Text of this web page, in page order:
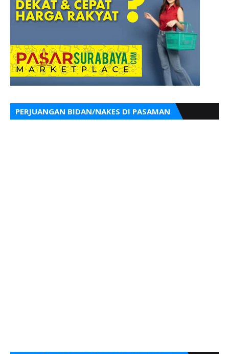
PERJUANGAN BIDAN/NAKES DI PASAMAN